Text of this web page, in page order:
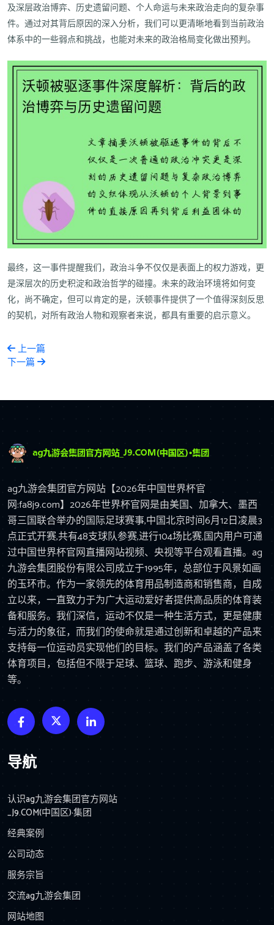
及深层政治博弈、历史遗留问题、个人命运与未来政治走向的复杂事
件。通过对其背后原因的深入分析，我们可以更清晰地看到当前政治
体系中的一些弱点和挑战，也能对未来的政治格局变化做出预判。
最终，这一事件提醒我们，政治斗争不仅仅是表面上的权力游戏，更
是深层次的历史积淀和政治哲学的碰撞。未来的政治环境将如何变
化，尚不确定，但可以肯定的是，沃顿事件提供了一个值得深刻反思
的契机，对所有政治人物和观察者来说，都具有重要的启示意义。
上一篇
下一篇
ag九游会集团官方网站【2026年中国世界杯官
网:fa8j9.com】2026年世界杯官网是由美国、加拿大、墨西
哥三国联合举办的国际足球赛事,中国北京时间6月12日凌晨3
点正式开赛,共有48支球队参赛,进行104场比赛,国内用户可通
过中国世界杯官网直播网站视频、央视等平台观看直播。ag
九游会集团股份有限公司成立于1995年，总部位于风景如画
的玉环市。作为一家领先的体育用品制造商和销售商，自成
立以来，一直致力于为广大运动爱好者提供高品质的体育装
备和服务。我们深信，运动不仅是一种生活方式，更是健康
与活力的象征，而我们的使命就是通过创新和卓越的产品来
支持每一位运动员实现他们的目标。我们的产品涵盖了各类
体育项目，包括但不限于足球、篮球、跑步、游泳和健身
等。
导航
认识ag九游会集团官方网站
_J9.COM(中国区)·集团
经典案例
公司动态
服务宗旨
交流ag九游会集团
网站地图